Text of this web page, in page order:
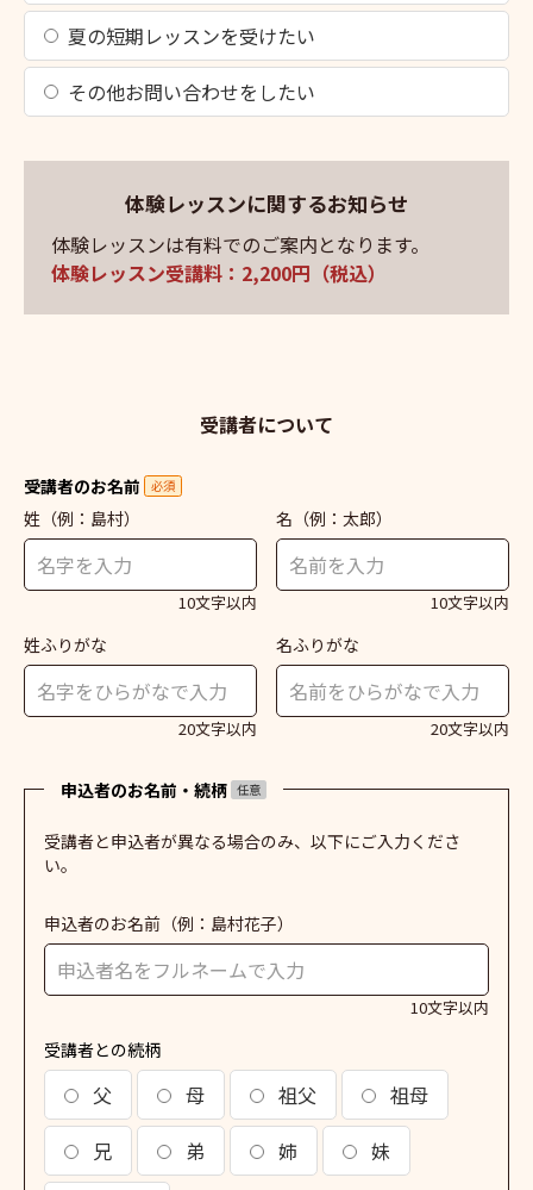
夏の短期レッスンを受けたい
その他お問い合わせをしたい
体験レッスンに関するお知らせ
体験レッスンは有料でのご案内となります。
体験レッスン受講料：2,200円（税込）
受講者について
受講者のお名前 必須
姓 （例：島村）
10文字以内
名 （例：太郎）
10文字以内
姓ふりがな
20文字以内
名ふりがな
20文字以内
申込者のお名前・続柄 任意
受講者と申込者が異なる場合のみ、以下にご入力くださ
い。
申込者のお名前 （例：島村花子）
10文字以内
受講者との続柄
父 母 祖父
祖母
兄
弟 姉
妹